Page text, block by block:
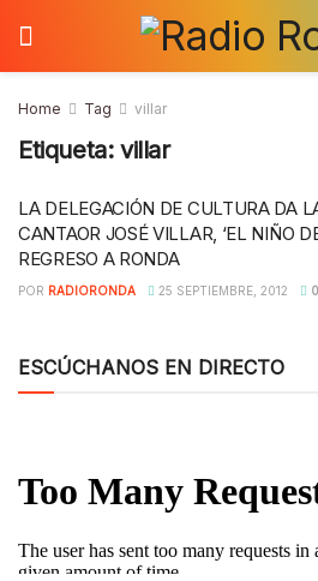
Home Tag villar
Etiqueta: villar
LA DELEGACIÓN DE CULTURA DA
CANTAOR JOSÉ VILLAR, ‘EL NIÑO
REGRESO A RONDA
POR RADIORONDA 25 SEPTIEMBRE, 2012 0
ESCÚCHANOS EN DIRECTO